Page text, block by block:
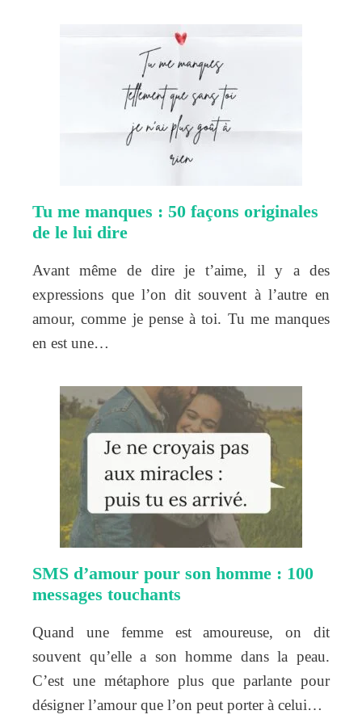
Tu me manques : 50 façons originales
de le lui dire
Avant même de dire je t’aime, il y a des
expressions que l’on dit souvent à l’autre en
amour, comme je pense à toi. Tu me manques
en est une…
SMS d’amour pour son homme : 100
messages touchants
Quand une femme est amoureuse, on dit
souvent qu’elle a son homme dans la peau.
C’est une métaphore plus que parlante pour
désigner l’amour que l’on peut porter à celui…